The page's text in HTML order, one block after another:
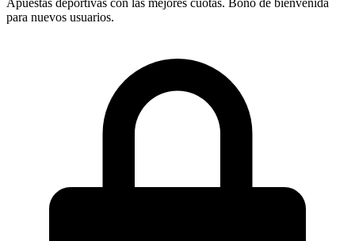
Apuestas deportivas con las mejores cuotas. Bono de bienvenida
para nuevos usuarios.